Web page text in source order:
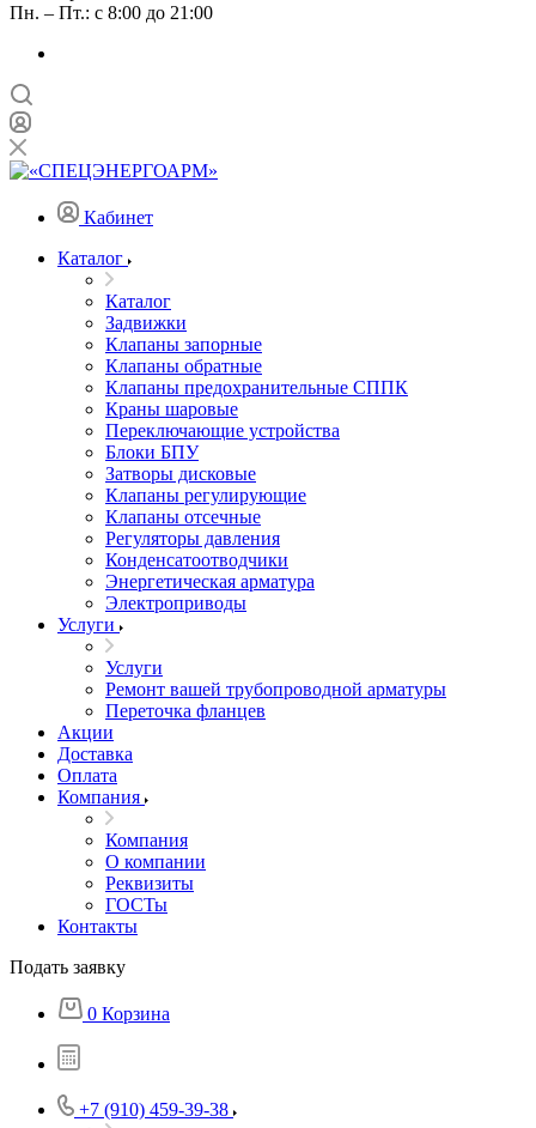
Пн. – Пт.: с 8:00 до 21:00
Кабинет
Каталог
Каталог
Задвижки
Клапаны запорные
Клапаны обратные
Клапаны предохранительные СППК
Краны шаровые
Переключающие устройства
Блоки БПУ
Затворы дисковые
Клапаны регулирующие
Клапаны отсечные
Регуляторы давления
Конденсатоотводчики
Энергетическая арматура
Электроприводы
Услуги
Услуги
Ремонт вашей трубопроводной арматуры
Переточка фланцев
Акции
Доставка
Оплата
Компания
Компания
О компании
Реквизиты
ГОСТы
Контакты
Подать заявку
0 Корзина
+7 (910) 459-39-38